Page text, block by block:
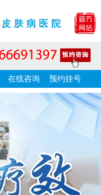
肤病医院
在线咨询 预约挂号